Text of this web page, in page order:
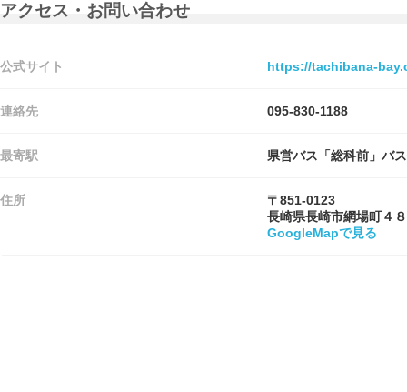
アクセス・お問い合わせ
公式サイト https://tachibana-
連絡先 095-830-1188
最寄駅 県営バス「総科前」バ
住所
〒851-0123
長崎県長崎市網場町４
GoogleMapで見る